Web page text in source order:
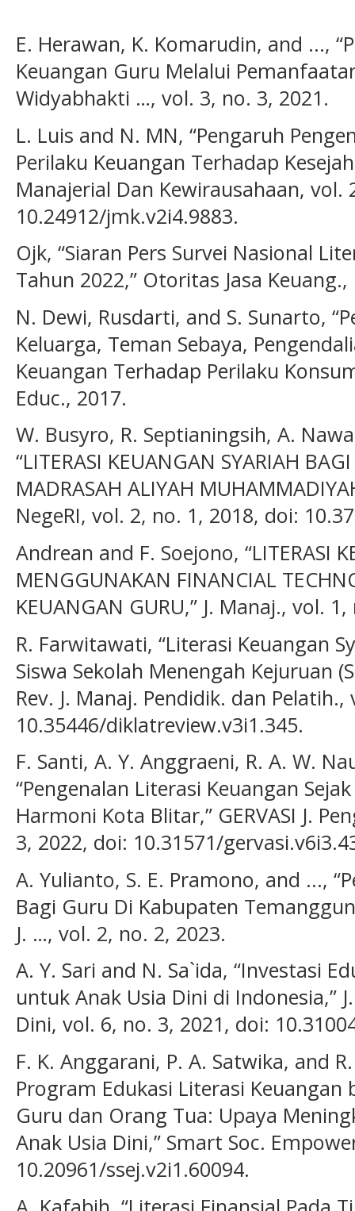
E. Herawan, K. Komarudin, and ...,
Keuangan Guru Melalui
Widyabhakti …, vol. 3, no. 3, 2021.
L. Luis and N. MN, “Pengaruh
Perilaku Keuangan Terhadap
Manajerial Dan Kewirausahaan, vol.
10.24912/jmk.v2i4.9883.
Ojk, “Siaran Pers Survei Nasional
Tahun 2022,” Otoritas Jasa
N. Dewi, Rusdarti, and S. Sunarto,
Keluarga, Teman Sebaya,
Keuangan Terhadap Perilaku
Educ., 2017.
W. Busyro, R. Septianingsih, A.
“LITERASI KEUANGAN SYARIAH
MADRASAH ALIYAH
NegeRI, vol. 2, no. 1, 2018, doi:
Andrean and F. Soejono, “LITERASI
MENGGUNAKAN FINANCIAL
KEUANGAN GURU,” J. Manaj., vol.
R. Farwitawati, “Literasi Keuangan
Siswa Sekolah Menengah Kejuruan
Rev. J. Manaj. Pendidik. dan
10.35446/diklatreview.v3i1.345.
F. Santi, A. Y. Anggraeni, R. A. W.
“Pengenalan Literasi Keuangan
Harmoni Kota Blitar,” GERVASI J.
3, 2022, doi: 10.31571/
A. Yulianto, S. E. Pramono, and ...,
Bagi Guru Di Kabupaten
J. …, vol. 2, no. 2, 2023.
A. Y. Sari and N. Sa`ida, “Investasi
untuk Anak Usia Dini di Indonesia,”
Dini, vol. 6, no. 3, 2021, doi:
F. K. Anggarani, P. A. Satwika, and
Program Edukasi Literasi Keuangan
Guru dan Orang Tua: Upaya
Anak Usia Dini,” Smart Soc.
10.20961/ssej.v2i1.60094.